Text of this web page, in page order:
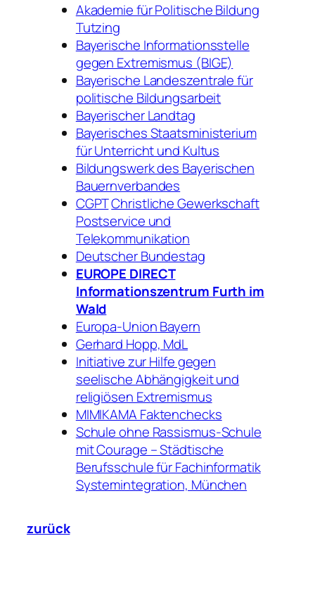
Akademie für Politische Bildung
Tutzing
Bayerische Informationsstelle
gegen Extremismus (BIGE)
Bayerische Landeszentrale für
politische Bildungsarbeit
Bayerischer Landtag
Bayerisches Staatsministerium
für Unterricht und Kultus
Bildungswerk des Bayerischen
Bauernverbandes
CGPTChristliche Gewerkschaft
Postservice und
Telekommunikation
Deutscher Bundestag
EUROPE DIRECT
Informationszentrum Furth im
Wald
Europa-Union Bayern
Gerhard Hopp, MdL
Initiative zur Hilfe gegen
seelische Abhängigkeit und
religiösen Extremismus
MIMIKAMA Faktenchecks
Schule ohne Rassismus-Schule
mit Courage – Städtische
Berufsschule für Fachinformatik
Systemintegration, München
zurück